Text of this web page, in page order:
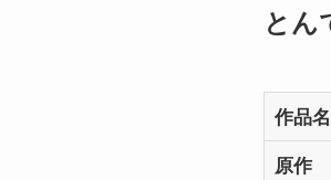
とん
作品名
原作